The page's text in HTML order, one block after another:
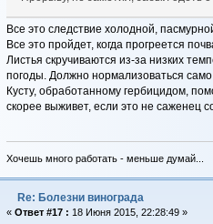
Все это следствие холодной,
Все это пройдет, когда прогреется
Листья скручиваются из-за низких
погоды. Должно нормализоваться
Кусту, обработанному гербицидом,
скорее выживет, если это не саженец
Хочешь много работать - меньше думай...
Re: Болезни винограда
« Ответ #17 : 18 Июня 2015, 22:28:49 »